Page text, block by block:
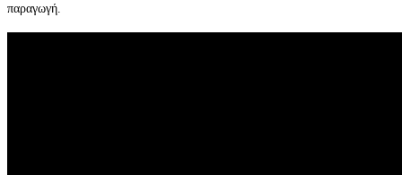
παραγωγή.